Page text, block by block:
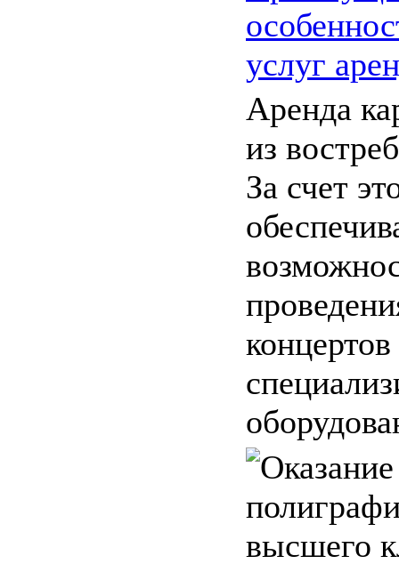
услуг
Аренда
из
За счет